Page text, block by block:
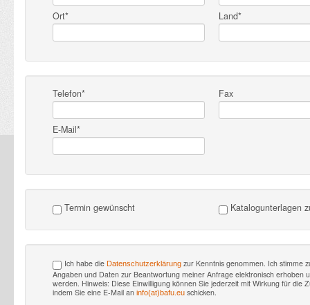
Ort* Land*
Telefon* Fax
E-Mail*
Termin gewünscht Katalogunterlagen
Ich habe die Datenschutzerklärung zur Kenntnis genommen. Ich stimme
Angaben und Daten zur Beantwortung meiner Anfrage elektronisch erhoben
werden. Hinweis: Diese Einwilligung können Sie jederzeit mit Wirkung für die
indem Sie eine E-Mail an info(at)bafu.eu schicken.